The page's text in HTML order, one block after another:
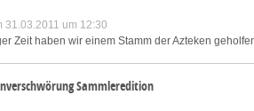
31.03.2011 um 12:30
Zeit haben wir einem Stamm der Azteken
Sammleredition